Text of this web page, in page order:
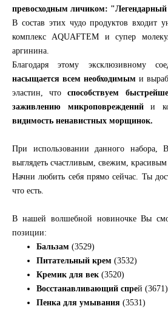
превосходным личиком: "Легендарный
В состав этих чудо продуктов входит
комплекс AQUAFTEM и супер
аргинина.
Благодаря этому эксклюзивному
насыщается всем необходимым и
эластин, чтоспособствуем
заживлению микроповрежденийи
видимость ненавистных морщинок.
При использовании данного набора,
выглядеть счастливым, свежим,
Начни любить себя прямо сейчас. Ты
что есть.
В нашей волшебной новиночке Вы
позиции:
Бальзам (3529)
Питательный крем (3532)
Кремик для век (3520)
Восстанавливающий спрей (3671)
Пенка для умывания (3531)